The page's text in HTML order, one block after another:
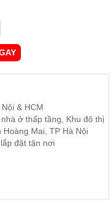
& HCM
ở thấp tầng, Khu đô thị
Mai, TP Hà Nội
đặt tận nơi